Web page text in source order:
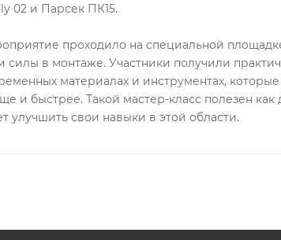
02 и Парсек ПК15.
проходило на специальной
силы в монтаже. Участники получили
материалах и инструментах,
и быстрее. Такой мастер-класс полезен как
улучшить свои навыки в этой области.